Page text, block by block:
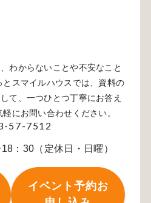
わからないことや不安なこと
スマイルハウスでは、資料の
て、一つひとつ丁寧にお答え
にお問い合わせください。
57-7512
：30（定休日・日曜）
イベント予約お